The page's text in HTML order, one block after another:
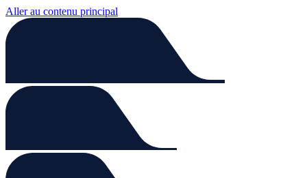
Aller au contenu principal